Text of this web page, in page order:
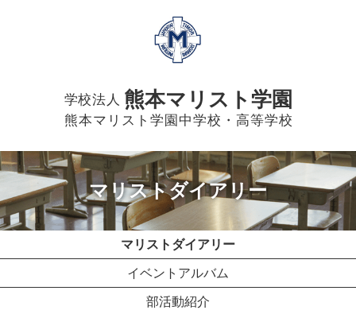
学校法人 熊本マリスト学園
熊本マリスト学園中学校・高等学校
マリストダイアリー
マリストダイアリー
イベントアルバム
部活動紹介